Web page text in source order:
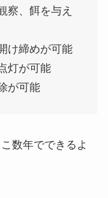
察、餌を与え
け締めが可能
灯が可能
が可能
数年でできるよ